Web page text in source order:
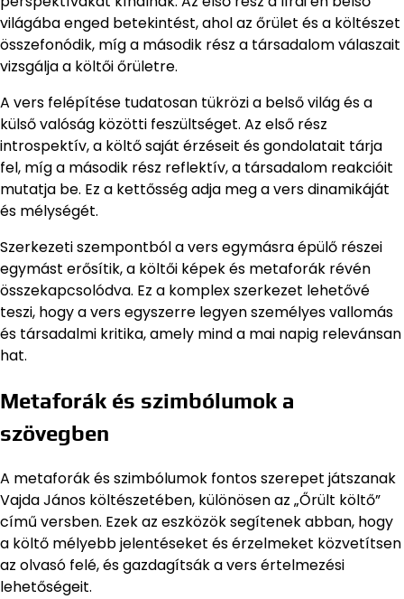
világába enged betekintést, ahol az őrület és a költészet
összefonódik, míg a második rész a társadalom válaszait
vizsgálja a költői őrületre.
A vers felépítése tudatosan tükrözi a belső világ és a
külső valóság közötti feszültséget. Az első rész
introspektív, a költő saját érzéseit és gondolatait tárja
fel, míg a második rész reflektív, a társadalom reakcióit
mutatja be. Ez a kettősség adja meg a vers dinamikáját
és mélységét.
Szerkezeti szempontból a vers egymásra épülő részei
egymást erősítik, a költői képek és metaforák révén
összekapcsolódva. Ez a komplex szerkezet lehetővé
teszi, hogy a vers egyszerre legyen személyes vallomás
és társadalmi kritika, amely mind a mai napig relevánsan
hat.
Metaforák és szimbólumok a
szövegben
A metaforák és szimbólumok fontos szerepet játszanak
Vajda János költészetében, különösen az „Őrült költő”
című versben. Ezek az eszközök segítenek abban, hogy
a költő mélyebb jelentéseket és érzelmeket közvetítsen
az olvasó felé, és gazdagítsák a vers értelmezési
lehetőségeit.